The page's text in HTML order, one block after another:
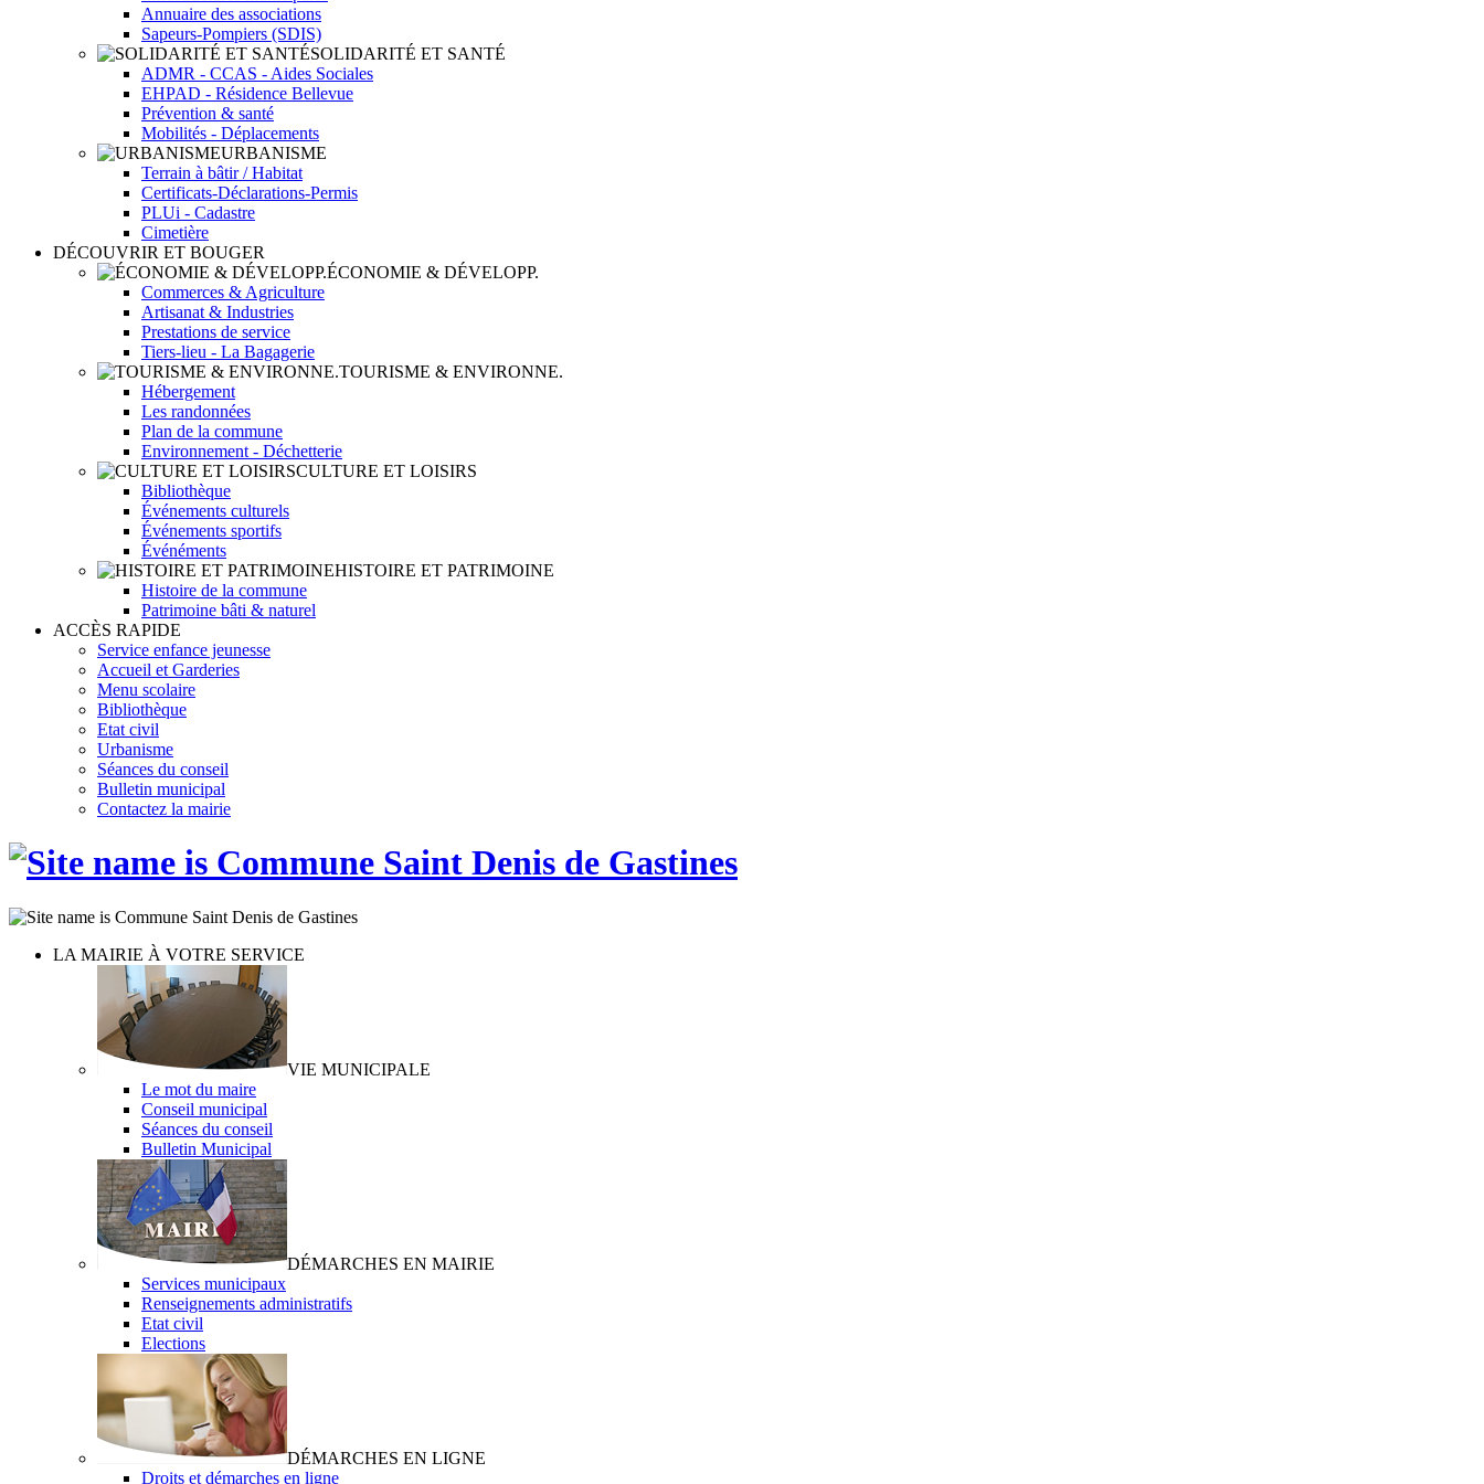
Annuaire des associations
Sapeurs-Pompiers (SDIS)
SOLIDARITÉ ET SANTÉ
ADMR - CCAS - Aides Sociales
EHPAD - Résidence Bellevue
Prévention & santé
Mobilités - Déplacements
URBANISME
Terrain à bâtir / Habitat
Certificats-Déclarations-Permis
PLUi - Cadastre
Cimetière
DÉCOUVRIR ET BOUGER
ÉCONOMIE & DÉVELOPP.
Commerces & Agriculture
Artisanat & Industries
Prestations de service
Tiers-lieu - La Bagagerie
TOURISME & ENVIRONNE.
Hébergement
Les randonnées
Plan de la commune
Environnement - Déchetterie
CULTURE ET LOISIRS
Bibliothèque
Événements culturels
Événements sportifs
Événéments
HISTOIRE ET PATRIMOINE
Histoire de la commune
Patrimoine bâti & naturel
ACCÈS RAPIDE
Service enfance jeunesse
Accueil et Garderies
Menu scolaire
Bibliothèque
Etat civil
Urbanisme
Séances du conseil
Bulletin municipal
Contactez la mairie
LA MAIRIE À VOTRE SERVICE
VIE MUNICIPALE
Le mot du maire
Conseil municipal
Séances du conseil
Bulletin Municipal
DÉMARCHES EN MAIRIE
Services municipaux
Renseignements administratifs
Etat civil
Elections
DÉMARCHES EN LIGNE
Droits et démarches en ligne